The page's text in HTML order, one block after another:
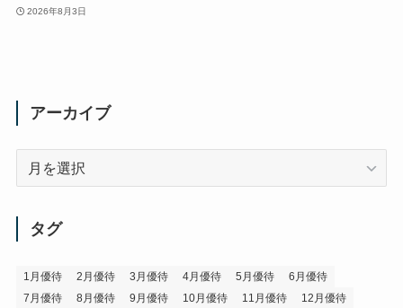
2026年8月3日
アーカイブ
タグ
1月優待 2月優待 3月優待 4月優待 5月優待
6月優待
7月優待
8月優待 9月優待 10月優待 11月優待
12月優待